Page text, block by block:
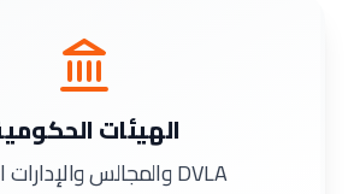
الهيئات
DVLA والمجالس والإدارات الرسمية